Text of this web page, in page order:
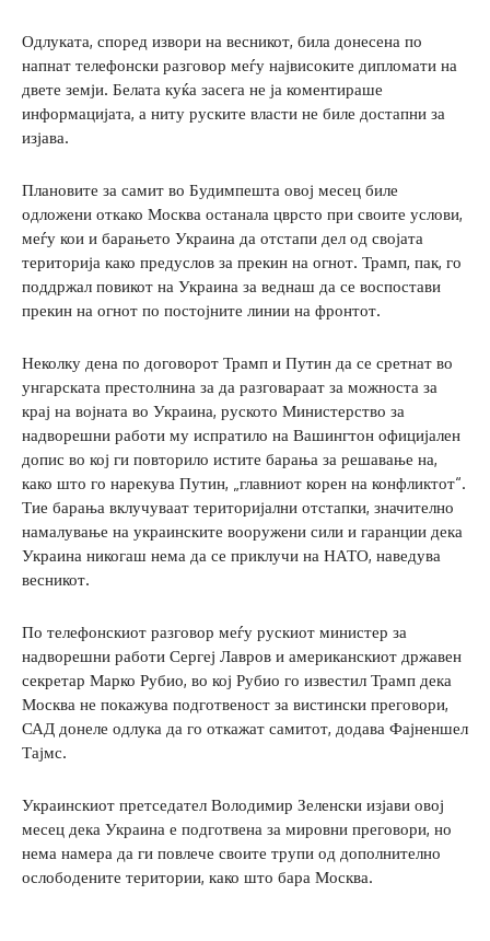
Одлуката, според извори на весникот, била донесена по
напнат телефонски разговор меѓу највисоките дипломати на
двете земји. Белата куќа засега не ја коментираше
информацијата, а ниту руските власти не биле достапни за
изјава.
Плановите за самит во Будимпешта овој месец биле
одложени откако Москва останала цврсто при своите услови,
меѓу кои и барањето Украина да отстапи дел од својата
територија како предуслов за прекин на огнот. Трамп, пак, го
поддржал повикот на Украина за веднаш да се воспостави
прекин на огнот по постојните линии на фронтот.
Неколку дена по договорот Трамп и Путин да се сретнат во
унгарската престолнина за да разговараат за можноста за
крај на војната во Украина, руското Министерство за
надворешни работи му испратило на Вашингтон официјален
допис во кој ги повторило истите барања за решавање на,
како што го нарекува Путин, „главниот корен на конфликтот“.
Тие барања вклучуваат територијални отстапки, значително
намалување на украинските вооружени сили и гаранции дека
Украина никогаш нема да се приклучи на НАТО, наведува
весникот.
По телефонскиот разговор меѓу рускиот министер за
надворешни работи Сергеј Лавров и американскиот државен
секретар Марко Рубио, во кој Рубио го известил Трамп дека
Москва не покажува подготвеност за вистински преговори,
САД донеле одлука да го откажат самитот, додава Фајненшел
Тајмс.
Украинскиот претседател Володимир Зеленски изјави овој
месец дека Украина е подготвена за мировни преговори, но
нема намера да ги повлече своите трупи од дополнително
ослободените територии, како што бара Москва.